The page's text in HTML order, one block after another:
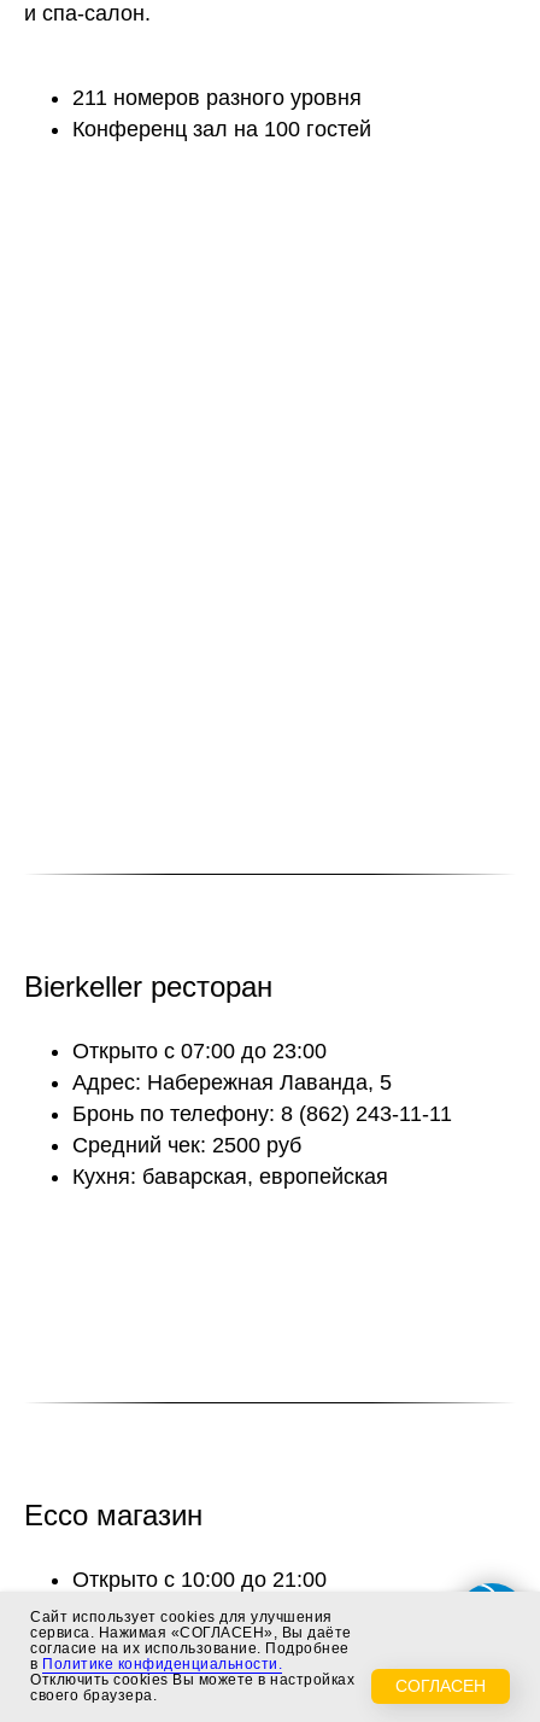
и спа-салон.
211 номеров разного уровня
Конференц зал на 100 гостей
Bierkeller ресторан
Открыто с 07:00 до 23:00
Адрес: Набережная Лаванда, 5
Бронь по телефону: 8 (862) 243-11-11
Средний чек: 2500 руб
Кухня: баварская, европейская
Ecco магазин
Открыто с 10:00 до 21:00
Адрес: Набережная Лаванда, 5
Телефон:8(800)444-25-25
Сайт: ecco.ru
Средний чек: 12000 руб
Сайт использует cookies для улучшения
сервиса. Нажимая «СОГЛАСЕН», Вы даёте
согласие на их использование. Подробнее
в Политике конфиденциальности.
Отключить cookies Вы можете в настройках
своего браузера.
СОГЛАСЕН